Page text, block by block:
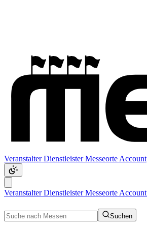
VeranstalterDienstleisterMesseorte Account
VeranstalterDienstleisterMesseorte Account
Suchen